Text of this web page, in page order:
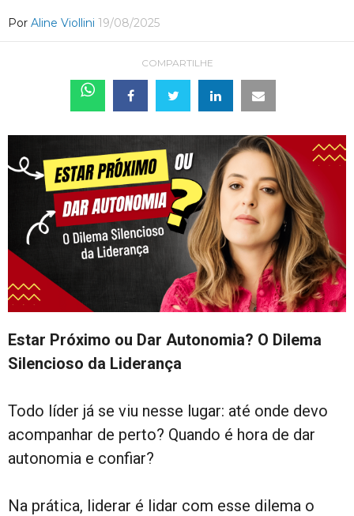
Por Aline Viollini 19/08/2025
COMPARTILHE
Estar Próximo ou Dar Autonomia? O Dilema
Silencioso da Liderança
Todo líder já se viu nesse lugar: até onde devo
acompanhar de perto? Quando é hora de dar
autonomia e confiar?
Na prática, liderar é lidar com esse dilema o